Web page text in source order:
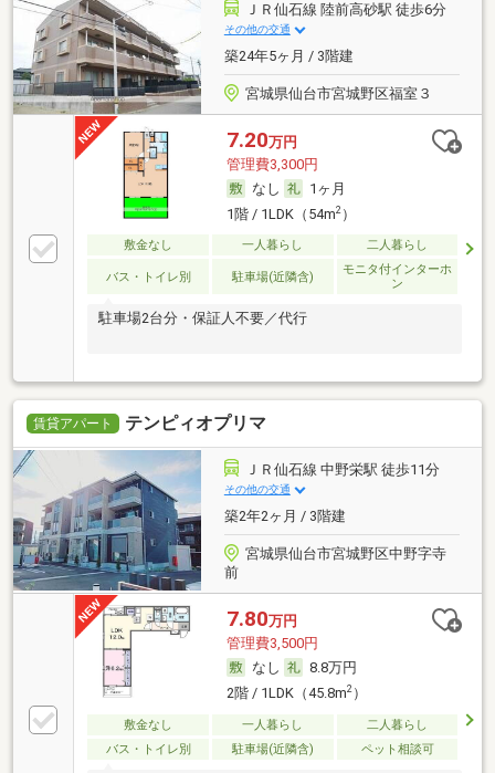
ＪＲ仙石線 陸前高砂駅 徒歩6分
その他の交通
築24年5ヶ月 / 3階建
宮城県仙台市宮城野区福室３
7.20万円
管理費3,300円
なし
1ヶ月
1階 / 1LDK（54m2）
敷金なし 一人暮らし 二人暮らし
バス・トイレ別 駐車場(近隣含)
モニタ付インターホ
ン
駐車場2台分・保証人不要／代行
賃貸アパート テンピィオプリマ
ＪＲ仙石線 中野栄駅 徒歩11分
その他の交通
築2年2ヶ月 / 3階建
宮城県仙台市宮城野区中野字寺
前
7.80万円
管理費3,500円
なし
8.8万円
2階 / 1LDK（45.8m2）
敷金なし 一人暮らし
二人暮らし
バス・トイレ別
駐車場(近隣含) ペット相談可